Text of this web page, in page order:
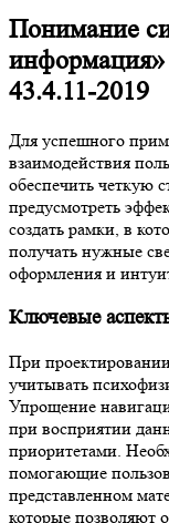
Понимание
43.4.11-2019
Для успешного
взаимодействия
обеспечить четкую
предусмотреть
создать рамки, в
получать нужные
оформления и
Ключевые
При
учитывать
Упрощение
при восприятии
приоритетами.
помогающие
представленном
которые позволяют